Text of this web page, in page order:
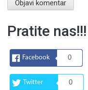
Pratite nas!!!
Facebook 0
Twitter 0